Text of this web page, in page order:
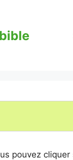
pouvez